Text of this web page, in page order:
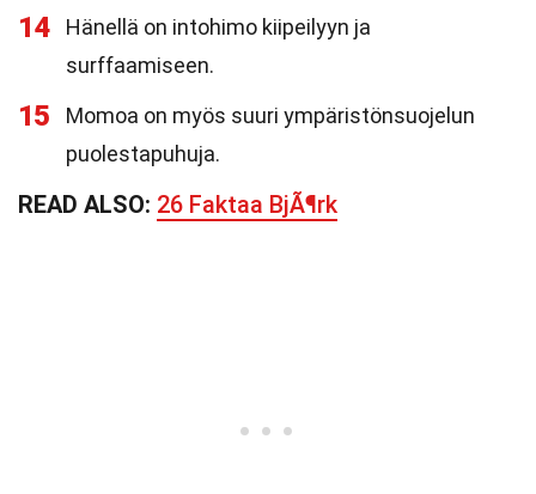
14
Hänellä on intohimo kiipeilyyn ja
surffaamiseen.
15
Momoa on myös suuri ympäristönsuojelun
puolestapuhuja.
READ ALSO: 26 Faktaa BjÃ¶rk